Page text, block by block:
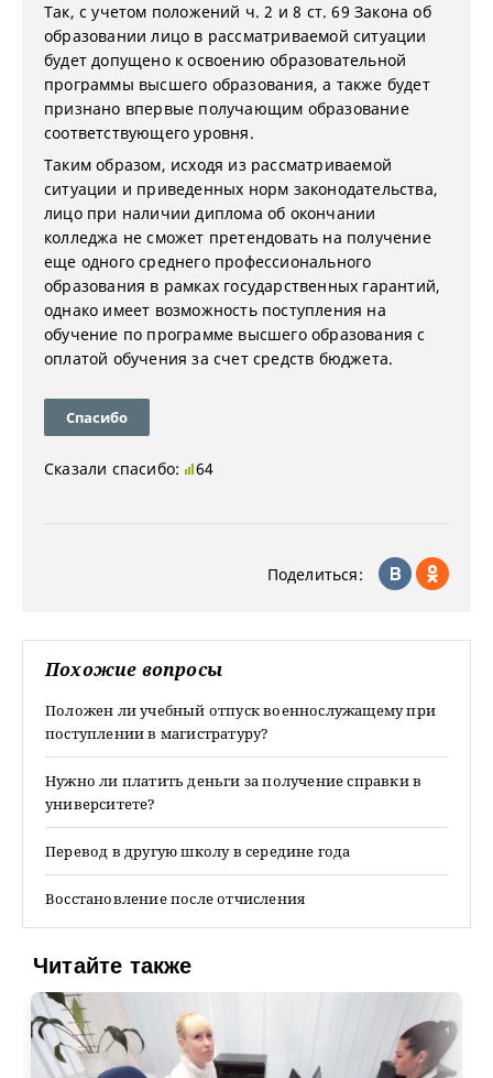
Так, с учетом положений ч. 2 и 8 ст. 69 Закона об
образовании лицо в рассматриваемой ситуации
будет допущено к освоению образовательной
программы высшего образования, а также будет
признано впервые получающим образование
соответствующего уровня.
Таким образом, исходя из рассматриваемой
ситуации и приведенных норм законодательства,
лицо при наличии диплома об окончании
колледжа не сможет претендовать на получение
еще одного среднего профессионального
образования в рамках государственных гарантий,
однако имеет возможность поступления на
обучение по программе высшего образования с
оплатой обучения за счет средств бюджета.
Спасибо
Сказали спасибо: 64
Поделиться:
Похожие вопросы
Положен ли учебный отпуск военнослужащему при
поступлении в магистратуру?
Нужно ли платить деньги за получение справки в
университете?
Перевод в другую школу в середине года
Восстановление после отчисления
Читайте также